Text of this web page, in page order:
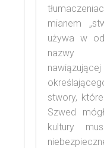
mianem
używa w
nazwy
stwory,
Szwed
kultury